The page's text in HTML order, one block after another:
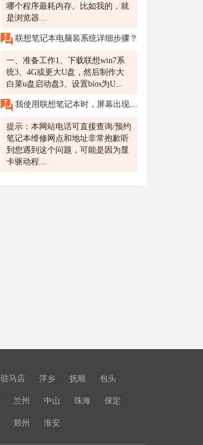
哪个程序最耗内存。比如我的，就
是浏览器...
联想笔记本电脑装系统详细步骤？
一、准备工作1、下载联想win7系
统3、4G或更大U盘，然后制作大
白菜u盘启动盘3、设置bios为U...
我使用联想笔记本时，屏幕出现了很多条纹，看不清楚，是什么原因？
提示：本网站电话可直接查询/预约
笔记本维修网点和地址非常抱歉听
到您遇到这个问题，可能是因为显
卡驱动程...
驻马店 萍乡 抚顺 包头
兰州 中山 珠海 保定
郑州 淮安